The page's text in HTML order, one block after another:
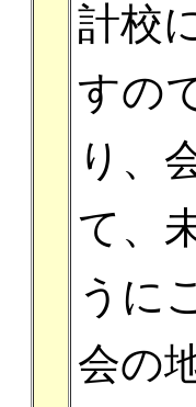
計校
すの
り、
て、
うに
会の